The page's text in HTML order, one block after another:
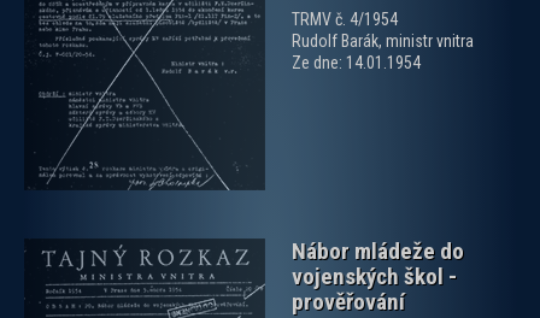
TRMV č. 4/1954
Rudolf Barák, ministr vnitra
Ze dne: 14.01.1954
Nábor mládeže do
vojenských škol -
prověřování
zobrazit PDF dokument